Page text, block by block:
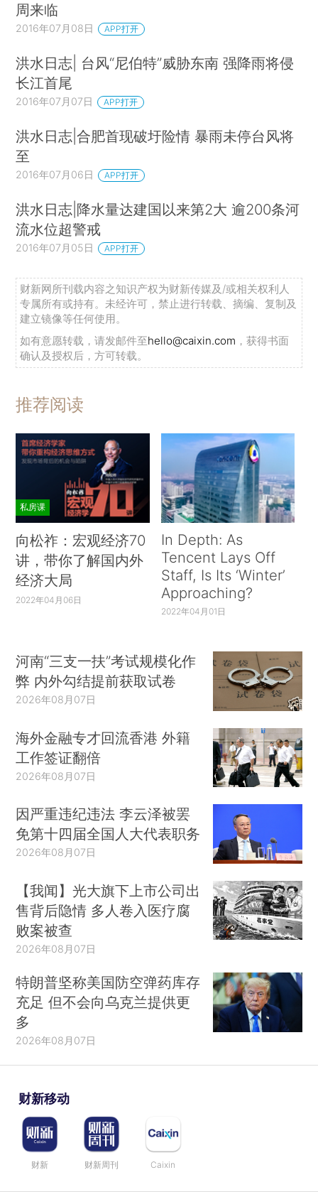
周来临
2016年07月08日 APP打开
洪水日志| 台风“尼伯特”威胁东南 强降雨将侵
长江首尾
2016年07月07日 APP打开
洪水日志|合肥首现破圩险情 暴雨未停台风将
至
2016年07月06日 APP打开
洪水日志|降水量达建国以来第2大 逾200条河
流水位超警戒
2016年07月05日 APP打开
财新网所刊载内容之知识产权为财新传媒及/或相关权利人
专属所有或持有。未经许可，禁止进行转载、摘编、复制及
建立镜像等任何使用。
如有意愿转载，请发邮件至hello@caixin.com ，获得书面
确认及授权后，方可转载。
推荐阅读
私房课
向松祚：宏观经济70
讲，带你了解国内外
经济大局
2022年04月06日
In Depth: As
Tencent Lays Off
Staff, Is Its ‘Winter’
Approaching?
2022年04月01日
河南“三支一扶”考试规模化作
弊 内外勾结提前获取试卷
2026年08月07日
海外金融专才回流香港 外籍
工作签证翻倍
2026年08月07日
因严重违纪违法 李云泽被罢
免第十四届全国人大代表职务
2026年08月07日
【我闻】光大旗下上市公司出
售背后隐情 多人卷入医疗腐
败案被查
2026年08月07日
特朗普坚称美国防空弹药库存
充足 但不会向乌克兰提供更
多
2026年08月07日
财新移动
财新 财新周刊 Caixin